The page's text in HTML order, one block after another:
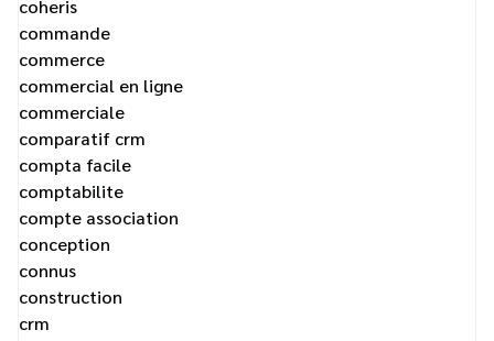
coheris
commande
commerce
commercial en ligne
commerciale
comparatif crm
compta facile
comptabilite
compte association
conception
connus
construction
crm